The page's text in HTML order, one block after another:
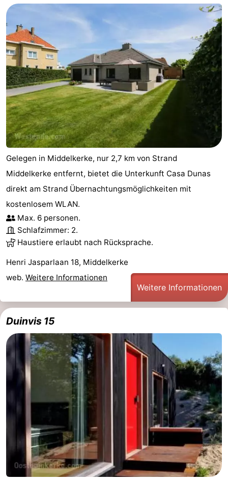
Gelegen in Middelkerke, nur 2,7 km von Strand
Middelkerke entfernt, bietet die Unterkunft Casa Dunas
direkt am Strand Übernachtungsmöglichkeiten mit
kostenlosem WLAN.
Max. 6 personen.
Schlafzimmer: 2.
Haustiere erlaubt nach Rücksprache.
Henri Jasparlaan 18, Middelkerke
web. Weitere Informationen
Weitere Informationen
Duinvis 15